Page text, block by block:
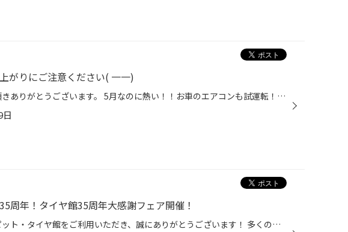
がりにご注意ください( 一一)
いつもご覧頂きありがとうございます。 5月なのに熱い！！お車のエアコンも試運転！！ そんな中バッテリーが弱っていると急激にパワーがダウンしバッテリー上がりを引き起こします。 ご注意ください( 一一) ロードサービスの方に電圧を調べてもらったら8Vしかなかったそうです。 通常ですと、12.5V...
日
周年！タイヤ館35周年大感謝フェア開催！
いつもコクピット・タイヤ館をご利用いただき、誠にありがとうございます！ 多くのお客様に支えられて、タイヤ館は35周年を迎えることが出来ました。 これからもお客様の安全・安心なカーライフを全力でサポートしてまいりますので、 引き続きタイヤ館をよろしくお願いいたします。 35周年を迎えた...